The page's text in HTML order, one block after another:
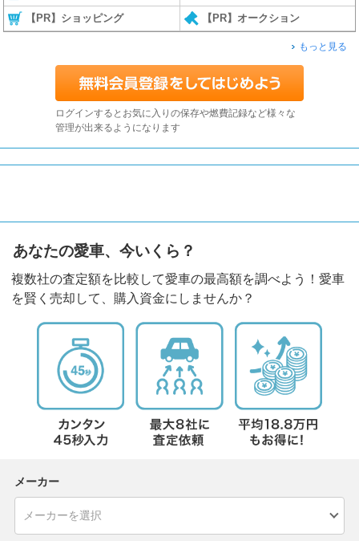
【PR】ショッピング 【PR】オークション
もっと見る
ログインするとお気に入りの保存や燃費記録など様々な
管理が出来るようになります
あなたの愛車、今いくら？
複数社の査定額を比較して愛車の最高額を調べよう！愛車
を賢く売却して、購入資金にしませんか？
メーカー